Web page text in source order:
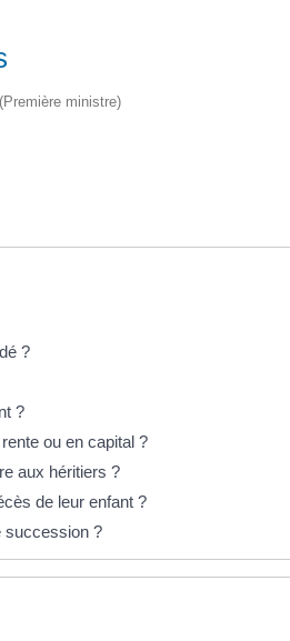
ministre)
?
?
ou en capital ?
aux héritiers ?
de leur enfant ?
succession ?